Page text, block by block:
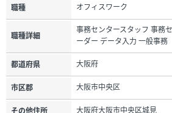
職種 オフィスワーク
職種詳細
事務センタースタッフ 事務
ーダー データ入力 一般事務
都道府県 大阪府
市区郡 大阪市中央区
その他住所 大阪府大阪市中央区城見